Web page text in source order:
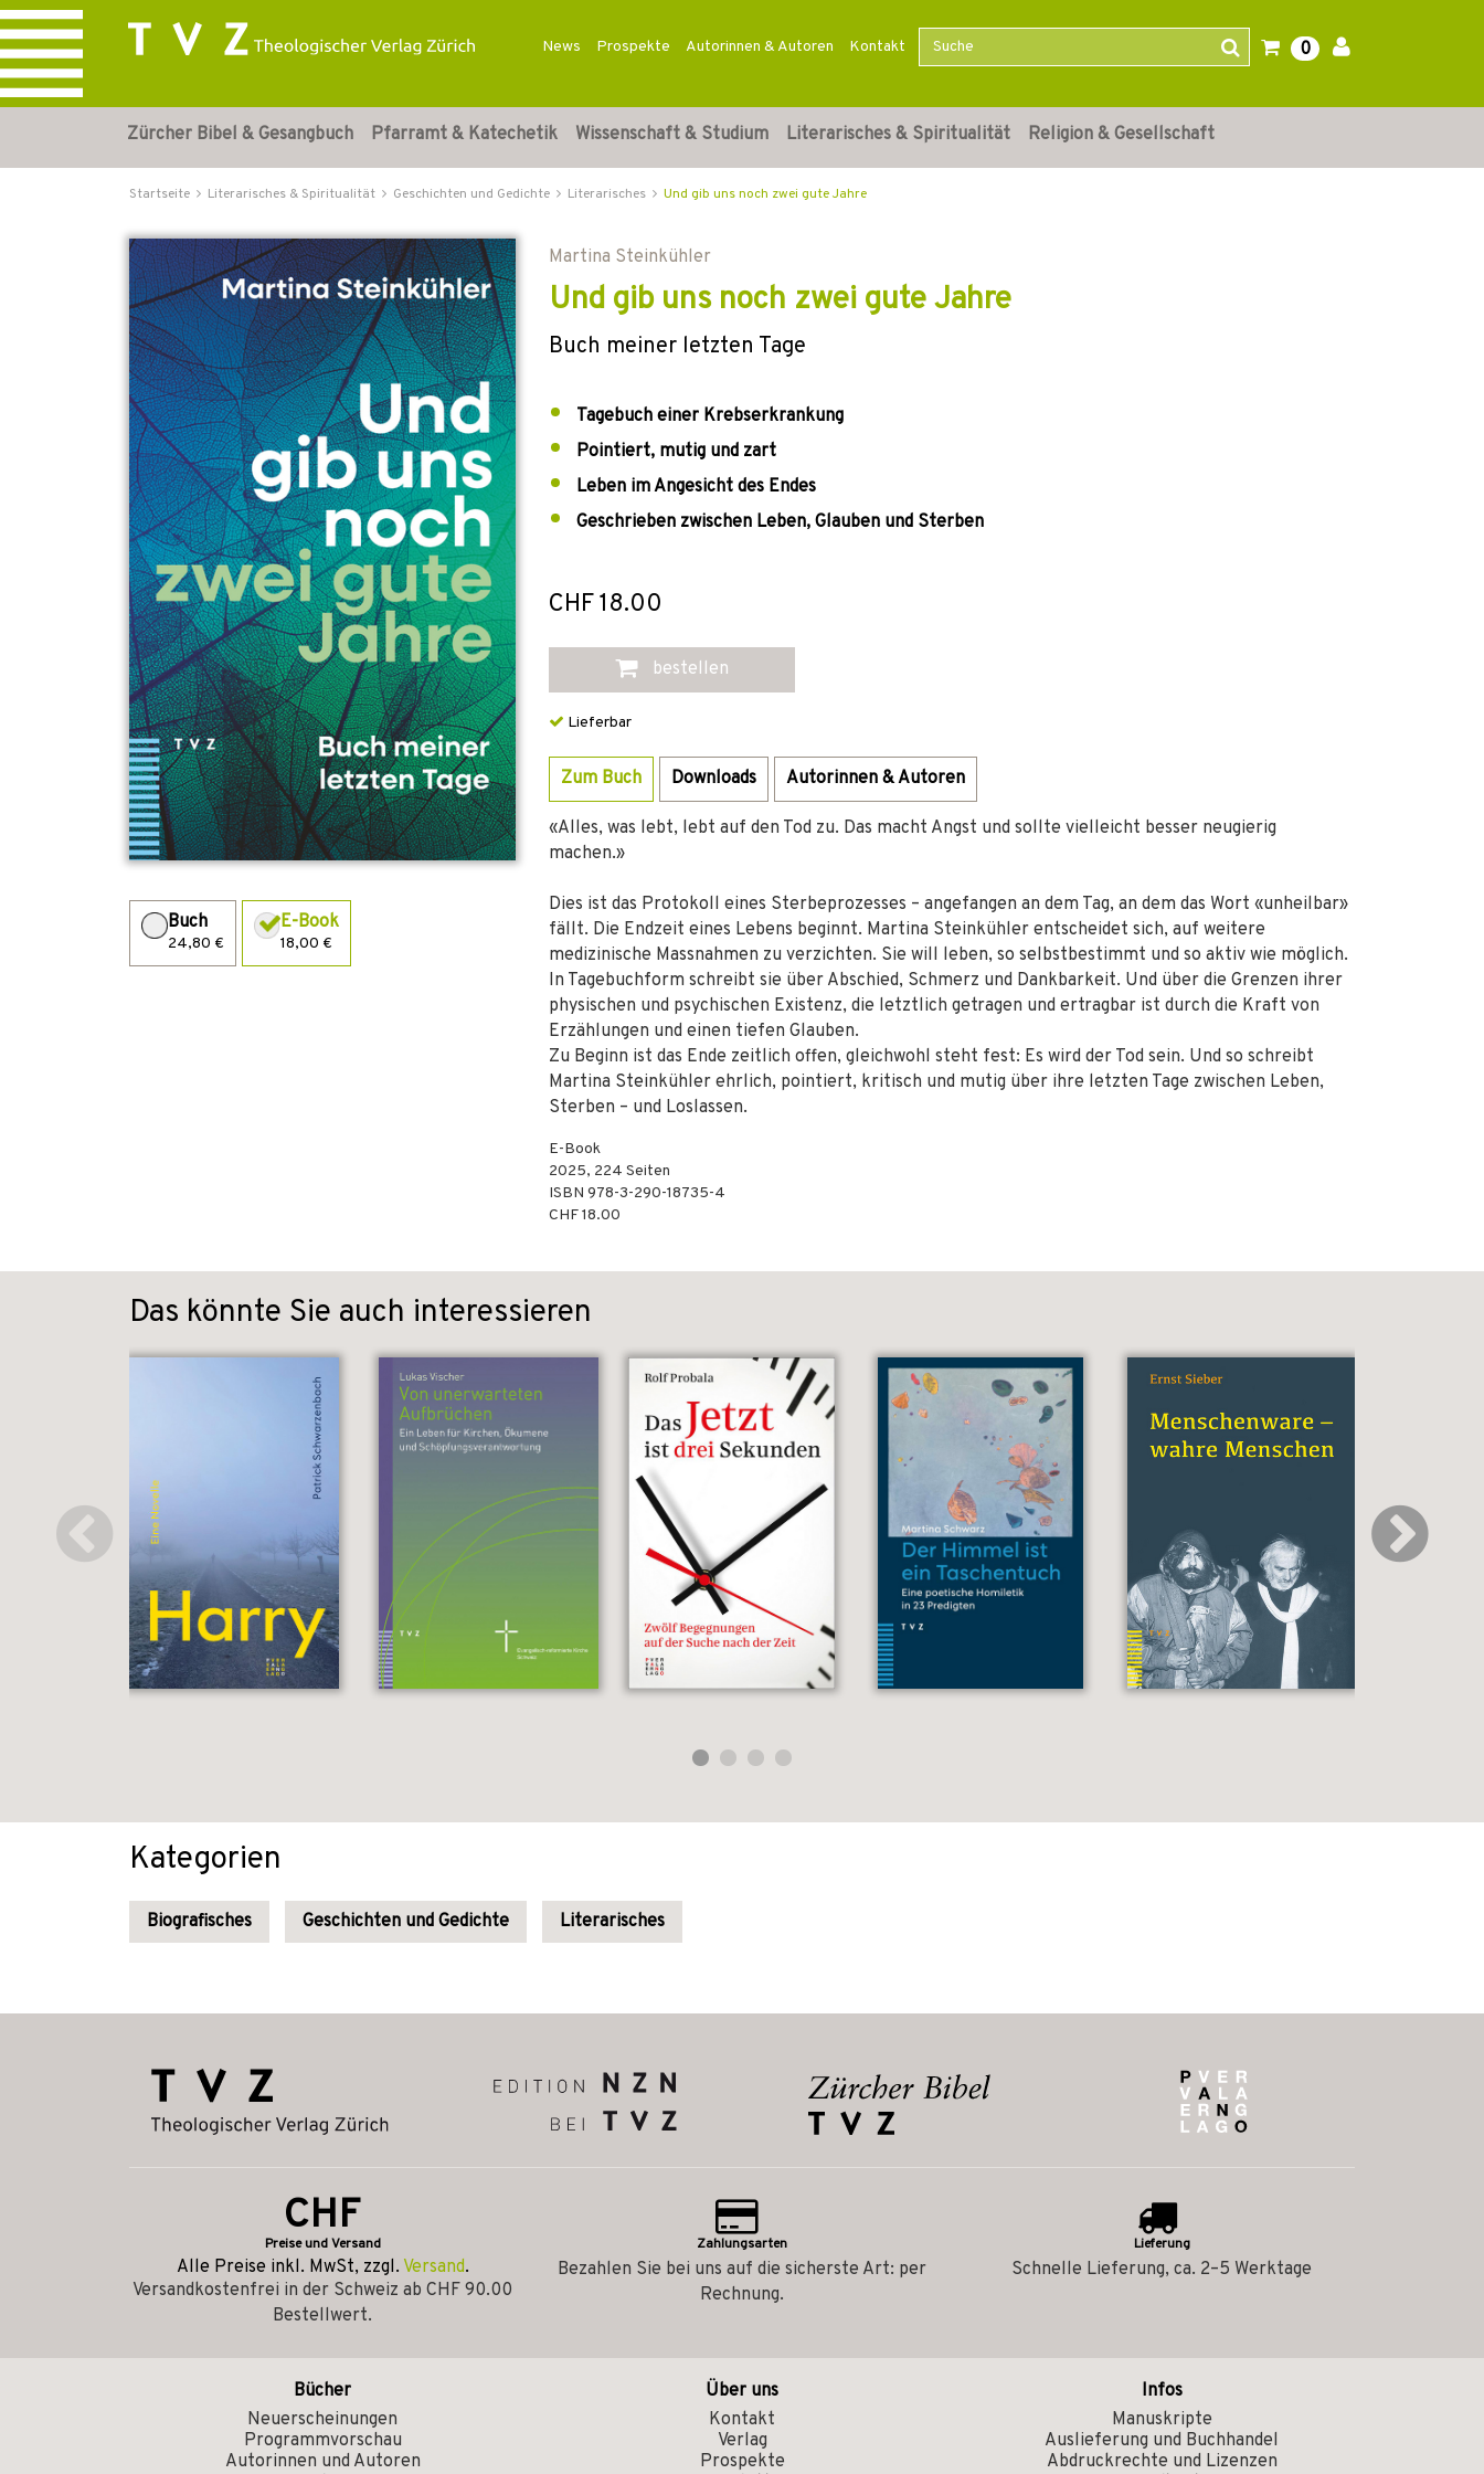
News Prospekte Autorinnen & Autoren Kontakt 0
Zürcher Bibel & Gesangbuch Pfarramt & Katechetik Wissenschaft & Studium Literarisches & Spiritualität Religion & Gesellschaft
Startseite Literarisches & Spiritualität Geschichten und Gedichte Literarisches Und gib uns noch zwei gute Jahre
Buch
24,80 €
E-Book
18,00 €
Martina Steinkühler
Und gib uns noch zwei gute Jahre
Buch meiner letzten Tage
Tagebuch einer Krebserkrankung
Pointiert, mutig und zart
Leben im Angesicht des Endes
Geschrieben zwischen Leben, Glauben und Sterben
CHF 18.00
bestellen
Lieferbar
Zum Buch Downloads Autorinnen & Autoren
«Alles, was lebt, lebt auf den Tod zu. Das macht Angst und sollte vielleicht besser neugierig
machen.»
Dies ist das Protokoll eines Sterbeprozesses – angefangen an dem Tag, an dem das Wort «unheilbar»
fällt. Die Endzeit eines Lebens beginnt. Martina Steinkühler entscheidet sich, auf weitere
medizinische Massnahmen zu verzichten. Sie will leben, so selbstbestimmt und so aktiv wie möglich.
In Tagebuchform schreibt sie über Abschied, Schmerz und Dankbarkeit. Und über die Grenzen ihrer
physischen und psychischen Existenz, die letztlich getragen und ertragbar ist durch die Kraft von
Erzählungen und einen tiefen Glauben.
Zu Beginn ist das Ende zeitlich offen, gleichwohl steht fest: Es wird der Tod sein. Und so schreibt
Martina Steinkühler ehrlich, pointiert, kritisch und mutig über ihre letzten Tage zwischen Leben,
Sterben – und Loslassen.
E-Book
2025, 224 Seiten
ISBN 978-3-290-18735-4
CHF 18.00
Das könnte Sie auch interessieren
Kategorien
Biografisches Geschichten und Gedichte Literarisches
CHF
Preise und Versand
Alle Preise inkl. MwSt, zzgl. Versand.
Versandkostenfrei in der Schweiz ab CHF 90.00
Bestellwert.
Zahlungsarten
Bezahlen Sie bei uns auf die sicherste Art: per
Rechnung.
Lieferung
Schnelle Lieferung, ca. 2–5 Werktage
Bücher
Neuerscheinungen
Programmvorschau
Autorinnen und Autoren
Über uns
Kontakt
Verlag
Prospekte
Infos
Manuskripte
Auslieferung und Buchhandel
Abdruckrechte und Lizenzen